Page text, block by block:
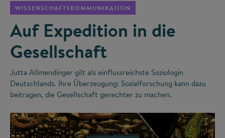
WISSENSCHAFTSKOMMUNIKATION
Auf Expedition in die
Gesellschaft
Jutta Allmendinger gilt als einflussreichste Soziologin
Deutschlands. Ihre Überzeugung: Sozialforschung kann dazu
beitragen, die Gesellschaft gerechter zu machen.